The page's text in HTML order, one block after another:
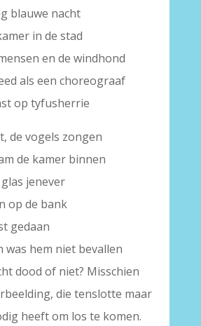
blauwe nacht
in de stad
en de windhond
als een choreograaf
op tyfusherrie
de vogels zongen
de kamer binnen
jenever
op de bank
gedaan
was hem niet bevallen
dood of niet? Misschien
die tenslotte maar
heeft om los te komen.